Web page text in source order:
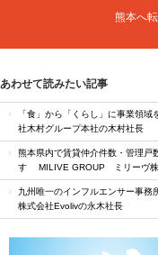
熊本へ
あわせて読みたい記事
「食」から「くらし」に事業領
社木村グループ本社の木村社長
熊本県内で賃貸仲介件数・管理戸
す MILIVE GROUP ミリーヴ株
九州唯一のインフルエンサー事務
株式会社Evolivの永木社長